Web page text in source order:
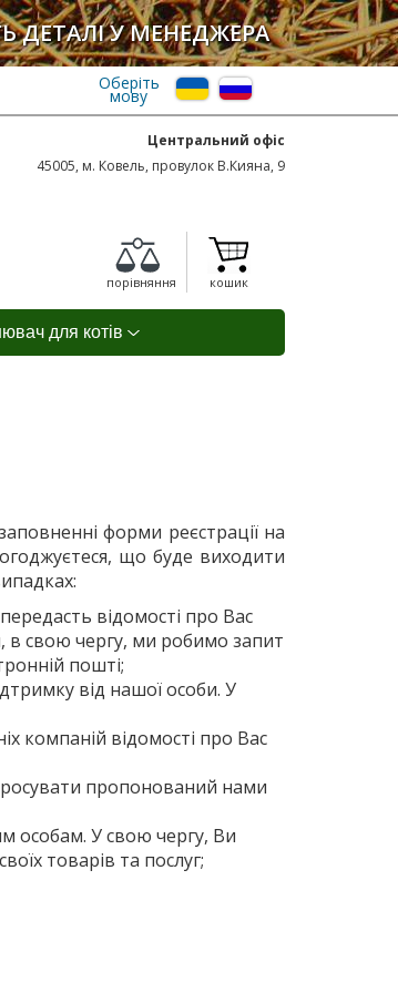
ДЕТАЛІ У МЕНЕДЖЕРА
Оберіть
мову
Центральний офіс
45005, м. Ковель, провулок В.Кияна, 9
порівняння кошик
для котів
форми реєстрації на
що буде виходити
відомості про Вас
в свою чергу, ми робимо запит
пошті;
від нашої особи. У
компаній відомості про Вас
пропонований нами
особам. У свою чергу, Ви
товарів та послуг;